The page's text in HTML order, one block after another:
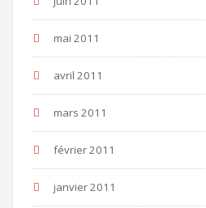
mai 2011
avril 2011
mars 2011
février 2011
janvier 2011